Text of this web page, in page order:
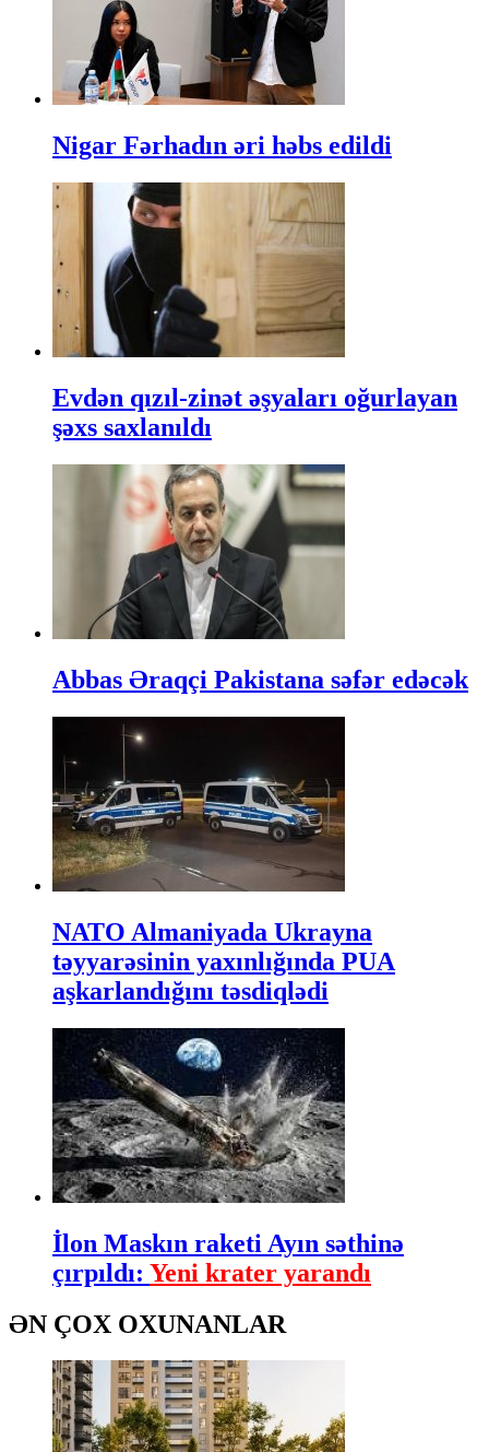
Nigar Fərhadın əri həbs edildi
Evdən qızıl-zinət əşyaları oğurlayan
şəxs saxlanıldı
Abbas Əraqçi Pakistana səfər edəcək
NATO Almaniyada Ukrayna
təyyarəsinin yaxınlığında PUA
aşkarlandığını təsdiqlədi
İlon Maskın raketi Ayın səthinə
çırpıldı: Yeni krater yarandı
ƏN ÇOX OXUNANLAR